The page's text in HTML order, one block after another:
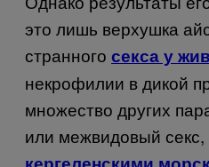
это лишь верхушка
странного секса у
некрофилии в дикой
множество других
или межвидовый